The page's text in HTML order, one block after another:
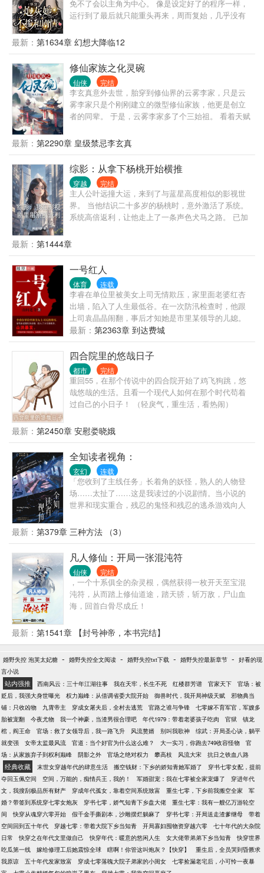
有件事忘了告诉你，我是Enigma，你现在可是我的专
属omega了，我说过你逃不掉的！” “是吗？”池影拿大
霍少帅：“夫人冷静点，我要是死了，你可成鳏夫了！”
池影：“无所谓，再找一个。” ”霍少帅：“你敢！” 但是
事实证明，霍少帅的确拿他没办法，只能将他宠到骨
子里，他在想这样的话，这家伙就不会离开他了吧？
免不了会以主角为中心。 像是设定好了的程序一样，
运行到了最后就只能重头再来，周而复始，几乎没有
可能的世界。 维发局，全名维持世界稳定发展任务
局，就是因此而诞生，其中的任务者们穿梭于不同的
世界，为其打破命运的束缚。 叶苏宜，就是一个从小
说世界而来，在未曾得知走在世界剧情之时，就自主
觉醒打破了命运的任务者。
最新： 第1634章 幻想大降临12
修仙家族之化灵碗
仙侠 完结
李玄真意外去世，胎穿到修仙界的云雾李家，只是云
雾李家只是个刚刚建立的微型修仙家族，他更是创立
者的同辈。 于是，云雾李家多了个三始祖。 看着天赋
姐，最后再感受着资质普通的自己，李玄真心累啊。
幸好穿越者配备着金手指的，他发现跟着自己穿越而
来的祖传的玉碗竟然是个宝贝，可以炼化灵物中的灵
气为灵液。 服用灵液修炼速度超快，还没有丹毒，比
丹药强多了。 凭借着化灵碗，李玄真到处搜刮灵物，
赚取灵石，最终走出了一条磕灵物修仙道路。
最新： 第2290章 皇级禁忌李玄真
综影：从拿下杨桃开始横推
穿越 完结
主人公叶远撞大运，来到了与蓝星高度相似的影视世
界。 当他结识二十多岁的杨桃时，意外激活了系统。
系统高倍返利，让他走上了一条声色犬马之路。 已加
最新： 第1444章
一号红人
体育 连载
李睿在单位里被美女上司无情欺压，家里面老婆红杏
出墙，陷入了人生最低谷。在一次防汛检查时，他跟
上司袁晶晶闹翻，事后才知她是市里某领导的儿媳。
山洪暴发，李睿凑巧救了某位贵人，自此成为了市里
的大红人……
最新： 第2363章 到达费城
四合院里的悠哉日子
都市 完结
重回55，在那个传说中的四合院开始了鸡飞狗跳，悠
哉悠哉的生活。且看一个现代人如何在那个时代苟着
过自己的小日子！ （轻戾气，重生活，看热闹）
最新： 第2450章 安慰娄晓娥
全知读者视角：
玄幻 连载
「您收到了主线任务」长着角的妖怪，熟人的人物登
场……太扯了……这是我读过的小说剧情。当小说的
世界和现实重合，残忍的鬼怪和残忍的逃杀游戏向人
是知晓新世界结局的唯一读者。如果我的人生和现在
不同 那会是什么样的呢？
最新： 第379章 三种方法 （3）
凡人修仙：开局一张混沌符
仙侠 完结
，一个十系俱全的杂灵根，偶然获得一枚开天至宝混
沌符，从而踏上修仙道途，踏天骄，斩万敌，尸山血
海，回首白骨尽成丘！
最新： 第1541章 【封号神帝，本书完结】
婚野失控 泡芙太妃糖 - 婚野失控全文阅读 - 婚野失控txt下载 - 婚野失控最新章节 - 好看的现
言小说
站内强推 西南风云：三十年江湖往事 我在天牢，长生不死 红楼群芳谱 官家天下
官场：被
贬后，我强大身世曝光
权力巅峰：从借调省委大院开始 御兽时代，我开局神级天赋
邪物典当
铺：只收凶物
九霄帝主 穿成女屠夫后，全村去逃荒 官路之谁与争锋
七零嫁不育军官，军嫂多
胎被宠翻
今夜尤物 我一个神豪，当渣男很合理吧 年代1979：带着老婆孩子吃肉 官狱
镇龙
棺，阎王命
官场：救了女领导后，我一路飞升 风流赘婿 别叫我歌神
综武：开局圣心诀，躺平
就变强
女帝太监最风流 官道：当个好官为什么这么难？ 大一实习，你跑去749收容怪物
官
场：从家族弃子到权利巅峰
阴影之外 官场之绝对权力 攀高枝 风流大宋 抗日之铁血八路
经典收藏 末世女穿越年代的肆意生活 搬空钱财：下乡的娇知青她军婚了
穿书七零女配，提前
夺回玉佩空间
空间，万能的，痴情兵王，我的！ 军婚甜宠：我在七零被全家宠爆了
穿进年代
文，我搜刮极品所有财产
穿成年代孤女，靠着空间系统致富 重生七零，下乡前我搬空全家
军
婚？带签到系统穿七零女炮灰
穿书七零，娇气知青下乡盘大佬
重生七零：我有一艘亿万游轮空
间
快穿从魂穿六零开始 假千金手撕剧本，沙雕摆烂躺麻了 穿书七零：开局送走渣爹继母
带着
空间回到五十年代
穿越七零：带着大院下乡当知青 开局寡妇囤物资穿越六零
七十年代的大杂院
日常
快穿之在年代文里做自己 快穿年代：暖意的悠闲人生 女大佬带弟弟下乡当知青
快穿世界
吃瓜第一线
嫁给修理工后她震惊全球 瞎啊！你管这叫炮灰？【快穿】
重生后，全员哭到昏厥求
我原谅
五十年代发家致富 穿成七零落魄大院子弟家的小闺女
七零捡漏老宅后，小可怜一夜暴